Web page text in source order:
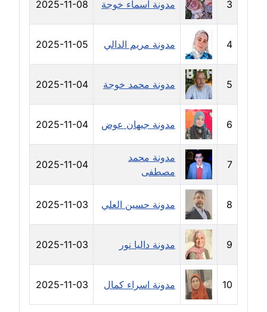
عاملة
مدونة رشا كمال
عاملة
مدونة رشا ماهر
عاملة
مدونة رشيد سبابو
عاملة
مدونة رفعت عراقي
عاملة
مدونة رهام معلا
عاملة
مدونة ريهام الخميسي
عاملة
مدونة زينات مطاوع
3 مدونة اسماء خوجة 2025-11-08
4 مدونة مريم الدالي 2025-11-05
5 مدونة محمد خوجة 2025-11-04
6 مدونة جيهان عوض 2025-11-04
7
مدونة محمد
مصطفى
2025-11-04
8 مدونة حسين العلي 2025-11-03
9 مدونة داليا نور 2025-11-03
10 مدونة اسراء كمال 2025-11-03